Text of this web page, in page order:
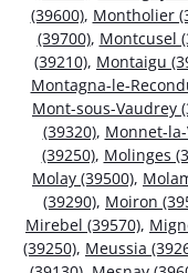
(39600), Montholier
(39700), Montcusel
(39210), Montaigu
Montagna-le-
Mont-sous-Vaudrey
(39320), Monnet-
(39250), Molinges
Molay (39500),
(39290), Moiron
Mirebel (39570),
(39250), Meussia